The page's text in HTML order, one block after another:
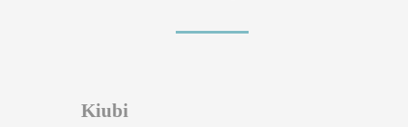
Kiubi